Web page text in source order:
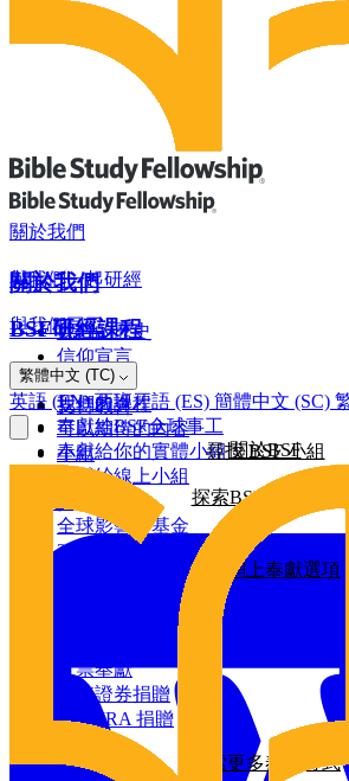
關於我們
關於我們
我們的歷史
信仰宣言
董事會
支持教會
關於BSF
2026/25年影響力報告
2025/24年影響力報告
2024/23年影響力報告
2022年影響力報告
探索我們的全球影響力
資源
BSF部落格
與我們一起研經
BSF研經課程
羅馬書
我們的課程
可以期待的內容
小組
探索BSF研經課程
與我們同工
網上奉獻
奉獻給BSF全球事工
奉獻給你的實體小組
奉獻給線上小組
全球影響力基金
更多網上奉獻選項
支票奉獻
增值證券捐贈
透過 IRA 捐贈
探索更多奉獻方式
繁體中文 (TC)
英語 (EN)西班牙語 (ES) 簡體中文 (SC)
尋找 BSF 小組